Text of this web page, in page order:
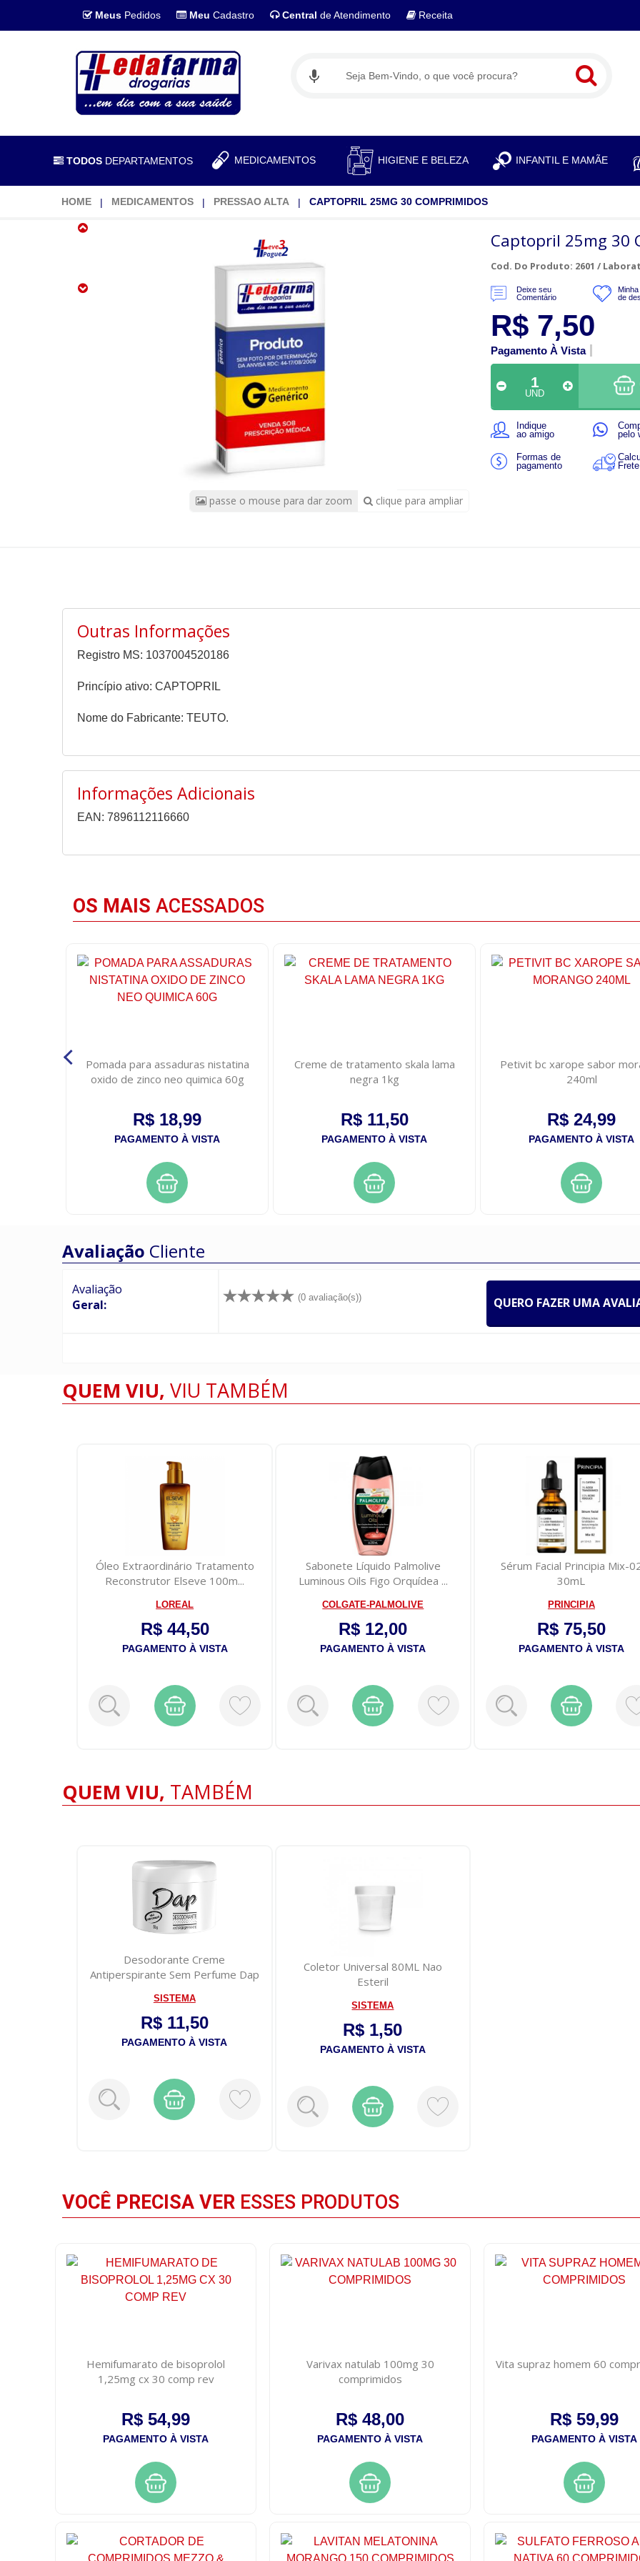
Meus Pedidos Meu Cadastro Central de Atendimento Receita
TODOS DEPARTAMENTOS MEDICAMENTOS HIGIENE E BELEZA INFANTIL E MAMÃE
HOME MEDICAMENTOS PRESSAO ALTA CAPTOPRIL 25MG 30 COMPRIMIDOS
Captopril
30
passe o mouse para dar zoom clique para ampliar
Captopril 25mg 30
Cod. Do Produto: 2601 /
Deixe seu
Comentário
de
R$ 7,50
Pagamento À Vista
UND
Indique
ao amigo
pelo
Formas de
pagamento
Outras Informações
Registro MS: 1037004520186
Princípio ativo: CAPTOPRIL
Nome do Fabricante: TEUTO.
Informações Adicionais
EAN: 7896112116660
OS MAIS ACESSADOS
Pomada para assaduras nistatina
oxido de zinco neo quimica 60g
R$ 18,99
PAGAMENTO À VISTA
Creme de tratamento skala lama
negra 1kg
R$ 11,50
PAGAMENTO À VISTA
Petivit bc xarope sabor
240ml
R$ 24,99
PAGAMENTO À VISTA
Avaliação Cliente
Avaliação
Geral:
(0 avaliação(s)) QUERO FAZER UMA
QUEM VIU, VIU TAMBÉM
Sabonete Líquido Palmolive
Luminous Oils Figo Orquídea ...
COLGATE-PALMOLIVE
R$ 12,00
PAGAMENTO À VISTA
Sérum Facial Principia Mix-02
30mL
PRINCIPIA
R$ 75,50
PAGAMENTO À VISTA
Gel Dental Carmed Fini Beijos
Fluor Cimed 70g
CIMED
R$ 19,99
PAGAMENTO À VISTA
QUEM VIU, TAMBÉM
Desodorante Creme
Antiperspirante Sem Perfume Dap
SISTEMA
R$ 11,50
PAGAMENTO À VISTA
Coletor Universal 80ML Nao
Esteril
SISTEMA
R$ 1,50
PAGAMENTO À VISTA
VOCÊ PRECISA VER ESSES PRODUTOS
Hemifumarato de bisoprolol
1,25mg cx 30 comp rev
R$ 54,99
PAGAMENTO À VISTA
Varivax natulab 100mg 30
comprimidos
R$ 48,00
PAGAMENTO À VISTA
Vita supraz homem 60
R$ 59,99
PAGAMENTO À VISTA